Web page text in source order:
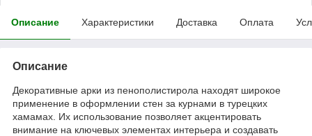
Описание Характеристики Доставка Оплата
Описание
Декоративные арки из пенополистирола находят широкое
применение в оформлении стен за курнами в турецких
хамамах. Их использование позволяет акцентировать
внимание на ключевых элементах интерьера и создавать